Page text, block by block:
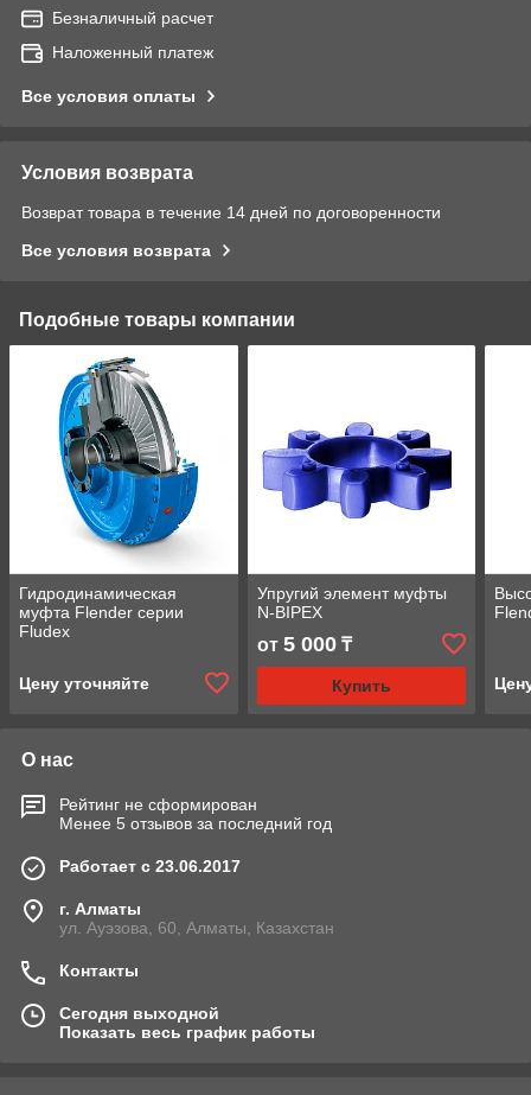
Безналичный расчет
Наложенный платеж
Все условия оплаты
Условия возврата
Возврат товара в течение 14 дней по договоренности
Все условия возврата
Подобные товары компании
Гидродинамическая
муфта Flender серии
Fludex
Цену уточняйте
Упругий элемент муфты
N-BIPEX
от 5 000₸
Купить
О нас
Рейтинг не сформирован
Менее 5 отзывов за последний год
Работает с 23.06.2017
г. Алматы
ул. Ауэзова, 60, Алматы, Казахстан
Контакты
Сегодня выходной
Показать весь график работы